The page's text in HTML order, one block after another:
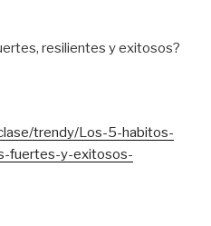
resilientes y exitosos?
trendy/Los-5-habitos-
fuertes-y-exitosos-